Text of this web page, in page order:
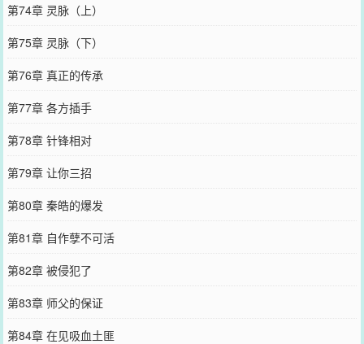
第74章 灵脉（上）
第75章 灵脉（下）
第76章 真正的传承
第77章 各方插手
第78章 针锋相对
第79章 让你三招
第80章 秦皓的爆发
第81章 自作孽不可活
第82章 被侵犯了
第83章 师父的保证
第84章 在见吸血土匪